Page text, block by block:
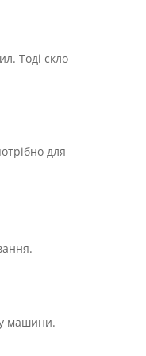
Тоді скло
для
машини.